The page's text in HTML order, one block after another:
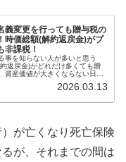
義変更を行っても贈与税の
時価総額(解約返戻金)がプ
非課税！
事を知らない人が多いと思う
返戻金)がどれだけ多くても贈
資産価値が大きくならない日本
な利点となってくる。2026.03.13
が亡くなり死亡保険
が、それまでの間は